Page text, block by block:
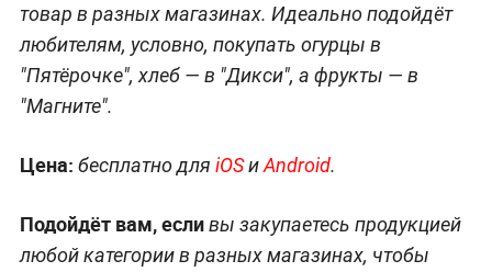
товар в разных магазинах. Идеально подойдёт
любителям, условно, покупать огурцы в
"Пятёрочке", хлеб — в "Дикси", а фрукты — в
"Магните".
Цена: бесплатно для iOSиAndroid.
Подойдёт вам, есливы закупаетесь продукцией
любой категории в разных магазинах, чтобы